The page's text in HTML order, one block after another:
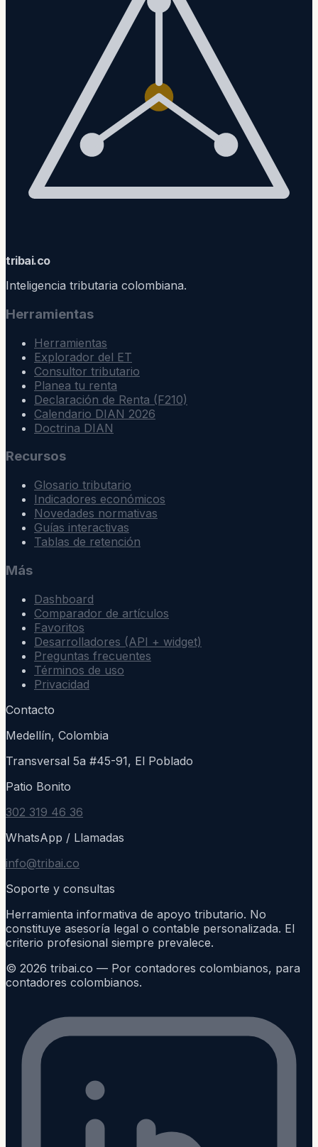
tribai.co
Inteligencia tributaria colombiana.
Herramientas
Herramientas
Explorador del ET
Consultor tributario
Planea tu renta
Declaración de Renta (F210)
Calendario DIAN 2026
Doctrina DIAN
Recursos
Glosario tributario
Indicadores económicos
Novedades normativas
Guías interactivas
Tablas de retención
Más
Dashboard
Comparador de artículos
Favoritos
Desarrolladores (API + widget)
Preguntas frecuentes
Términos de uso
Privacidad
Contacto
Medellín, Colombia
Transversal 5a #45-91, El Poblado
Patio Bonito
302 319 46 36
WhatsApp / Llamadas
info@tribai.co
Soporte y consultas
Herramienta informativa de apoyo tributario. No
constituye asesoría legal o contable personalizada. El
criterio profesional siempre prevalece.
© 2026 tribai.co — Por contadores colombianos, para
contadores colombianos.